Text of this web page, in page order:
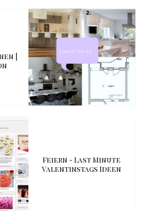
|
Feiern - Last Minute
Valentinstags Ideen